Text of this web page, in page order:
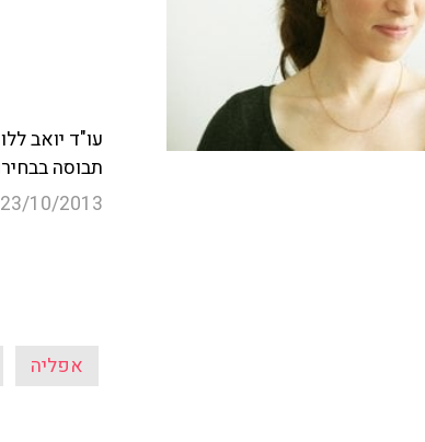
עו"ד יואב
תבוסה
23/10/2013
אפליה